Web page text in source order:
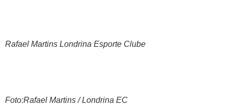
Rafael Martins Londrina Esporte Clube
Foto:Rafael Martins / Londrina EC